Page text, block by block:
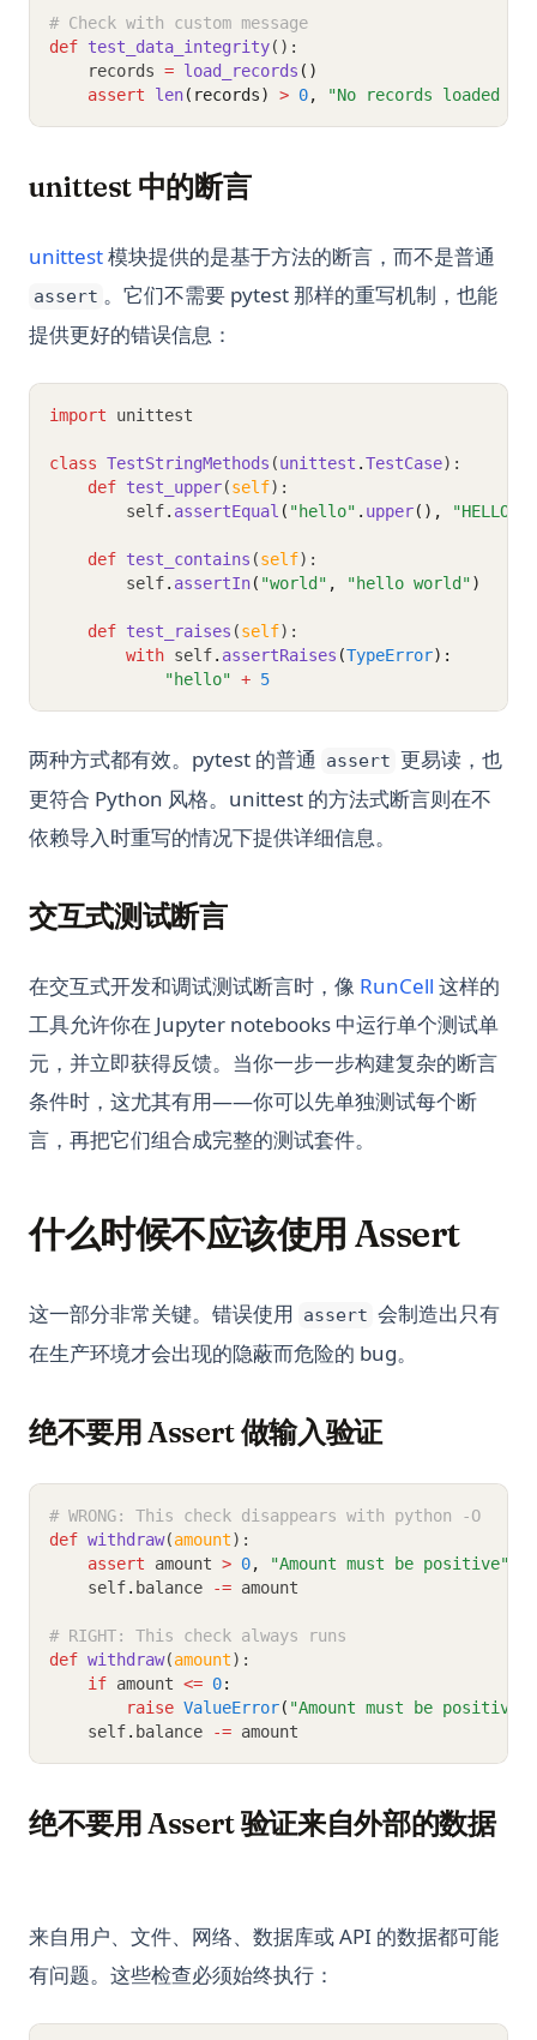
# Check with custom message
def test_data_integrity():
    records
= load_records ()
assert
len(records) > 0, "No records loaded --
unittest 中的断言
unittest模块提供的是基于方法的断言，而不是普通
assert 。它们不需要 pytest 那样的重写机制，也能
提供更好的错误信息：
import unittest
class TestStringMethods (unittest .TestCase):
def test_upper(self):
        self
. assertEqual ( "hello" . upper(), "HELLO"
def test_contains (self):
        self
. assertIn( "world" , "hello world")
def test_raises (self):
with self. assertRaises (TypeError):
"hello" + 5
两种方式都有效。pytest 的普通 assert 更易读，也
更符合 Python 风格。unittest 的方法式断言则在不
依赖导入时重写的情况下提供详细信息。
交互式测试断言
在交互式开发和调试测试断言时，像 RunCell (opens in
这样的
工具允许你在 Jupyter notebooks 中运行单个测试单
元，并立即获得反馈。当你一步一步构建复杂的断言
条件时，这尤其有用——你可以先单独测试每个断
言，再把它们组合成完整的测试套件。
什么时候不应该使用 Assert
这一部分非常关键。错误使用 assert 会制造出只有
在生产环境才会出现的隐蔽而危险的 bug。
绝不要用 Assert 做输入验证
# WRONG: This check disappears with python -O
def withdraw(amount):
assert amount > 0,
"Amount must be positive"
    self
. balance -= amount
# RIGHT: This check always runs
def withdraw(amount):
if amount <= 0:
raise ValueError( "Amount must be positive"
    self
. balance -= amount
绝不要用 Assert 验证来自外部的数据
来自用户、文件、网络、数据库或 API 的数据都可能
有问题。这些检查必须始终执行：